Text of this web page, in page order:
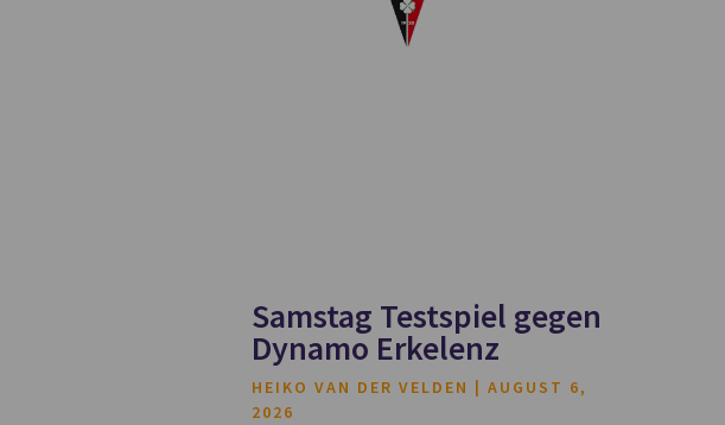
Samstag Testspiel gegen
Dynamo Erkelenz
HEIKO VAN DER VELDEN
AUGUST 6,
2026